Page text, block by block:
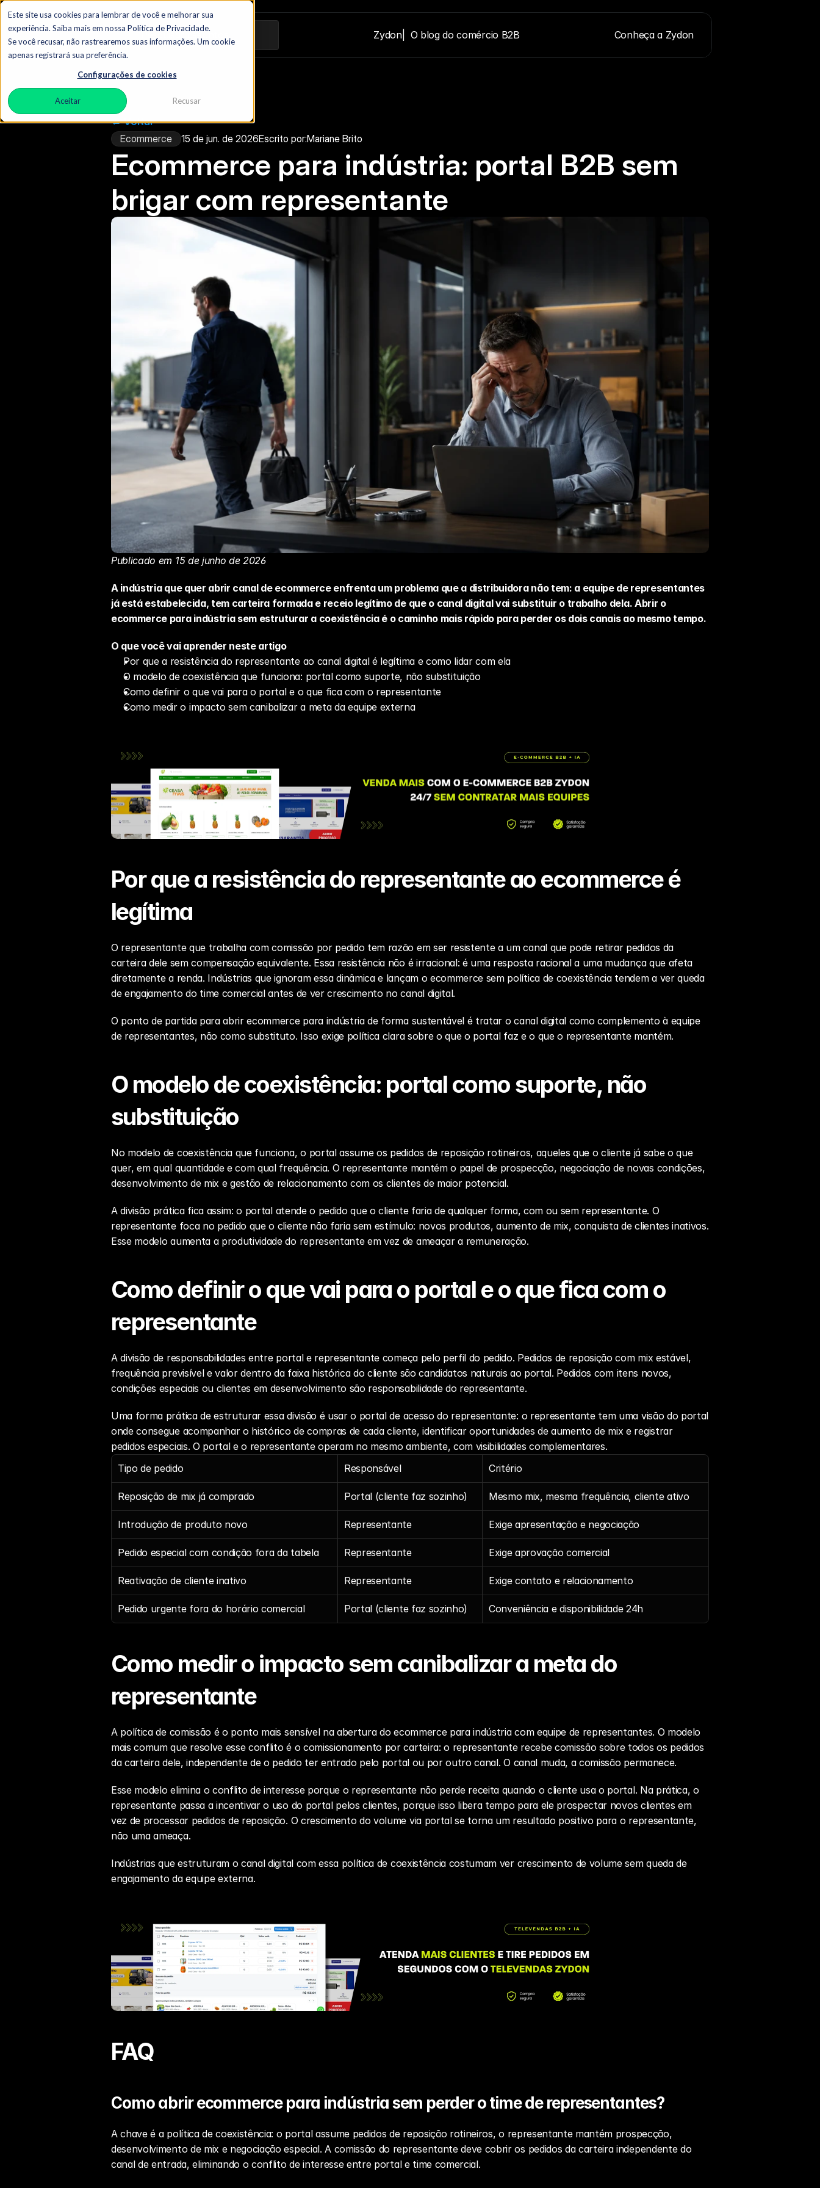
Este site usa cookies para lembrar de você e melhorar sua
experiência. Saiba mais em nossa Política de Privacidade.
Se você recusar, não rastrearemos suas informações. Um cookie
apenas registrará sua preferência.
Configurações de cookies
Aceitar Recusar
Pesquisar assuntos Zydon|  O blog do comércio B2B Conheça a Zydon
← Voltar
Ecommerce
15 de jun. de 2026Escrito por:Mariane Brito
Ecommerce para indústria: portal B2B sem
brigar com representante
Publicado em 15 de junho de 2026
A indústria que quer abrir canal de ecommerce enfrenta um problema que a distribuidora não tem: a equipe de representantes
já está estabelecida, tem carteira formada e receio legítimo de que o canal digital vai substituir o trabalho dela. Abrir o
ecommerce para indústria sem estruturar a coexistência é o caminho mais rápido para perder os dois canais ao mesmo tempo.
O que você vai aprender neste artigo
Por que a resistência do representante ao canal digital é legítima e como lidar com ela
O modelo de coexistência que funciona: portal como suporte, não substituição
Como definir o que vai para o portal e o que fica com o representante
Como medir o impacto sem canibalizar a meta da equipe externa
Por que a resistência do representante ao ecommerce é
legítima
O representante que trabalha com comissão por pedido tem razão em ser resistente a um canal que pode retirar pedidos da
carteira dele sem compensação equivalente. Essa resistência não é irracional: é uma resposta racional a uma mudança que afeta
diretamente a renda. Indústrias que ignoram essa dinâmica e lançam o ecommerce sem política de coexistência tendem a ver queda
de engajamento do time comercial antes de ver crescimento no canal digital.
O ponto de partida para abrir ecommerce para indústria de forma sustentável é tratar o canal digital como complemento à equipe
de representantes, não como substituto. Isso exige política clara sobre o que o portal faz e o que o representante mantém.
O modelo de coexistência: portal como suporte, não
substituição
No modelo de coexistência que funciona, o portal assume os pedidos de reposição rotineiros, aqueles que o cliente já sabe o que
quer, em qual quantidade e com qual frequência. O representante mantém o papel de prospecção, negociação de novas condições,
desenvolvimento de mix e gestão de relacionamento com os clientes de maior potencial.
A divisão prática fica assim: o portal atende o pedido que o cliente faria de qualquer forma, com ou sem representante. O
representante foca no pedido que o cliente não faria sem estímulo: novos produtos, aumento de mix, conquista de clientes inativos.
Esse modelo aumenta a produtividade do representante em vez de ameaçar a remuneração.
Como definir o que vai para o portal e o que fica com o
representante
A divisão de responsabilidades entre portal e representante começa pelo perfil do pedido. Pedidos de reposição com mix estável,
frequência previsível e valor dentro da faixa histórica do cliente são candidatos naturais ao portal. Pedidos com itens novos,
condições especiais ou clientes em desenvolvimento são responsabilidade do representante.
Uma forma prática de estruturar essa divisão é usar o portal de acesso do representante: o representante tem uma visão do portal
onde consegue acompanhar o histórico de compras de cada cliente, identificar oportunidades de aumento de mix e registrar
pedidos especiais. O portal e o representante operam no mesmo ambiente, com visibilidades complementares.
Tipo de pedido
Responsável Critério
Reposição de mix já comprado Portal (cliente faz sozinho) Mesmo mix, mesma frequência, cliente ativo
Introdução de produto novo Representante Exige apresentação e negociação
Pedido especial com condição fora da tabela Representante Exige aprovação comercial
Reativação de cliente inativo Representante Exige contato e relacionamento
Pedido urgente fora do horário comercial Portal (cliente faz sozinho) Conveniência e disponibilidade 24h
Como medir o impacto sem canibalizar a meta do
representante
A política de comissão é o ponto mais sensível na abertura do ecommerce para indústria com equipe de representantes. O modelo
mais comum que resolve esse conflito é o comissionamento por carteira: o representante recebe comissão sobre todos os pedidos
da carteira dele, independente de o pedido ter entrado pelo portal ou por outro canal. O canal muda, a comissão permanece.
Esse modelo elimina o conflito de interesse porque o representante não perde receita quando o cliente usa o portal. Na prática, o
representante passa a incentivar o uso do portal pelos clientes, porque isso libera tempo para ele prospectar novos clientes em
vez de processar pedidos de reposição. O crescimento do volume via portal se torna um resultado positivo para o representante,
não uma ameaça.
Indústrias que estruturam o canal digital com essa política de coexistência costumam ver crescimento de volume sem queda de
engajamento da equipe externa.
FAQ
Como abrir ecommerce para indústria sem perder o time de representantes?
A chave é a política de coexistência: o portal assume pedidos de reposição rotineiros, o representante mantém prospecção,
desenvolvimento de mix e negociação especial. A comissão do representante deve cobrir os pedidos da carteira independente do
canal de entrada, eliminando o conflito de interesse entre portal e time comercial.